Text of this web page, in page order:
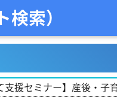
索）
支援セミナー】産後・